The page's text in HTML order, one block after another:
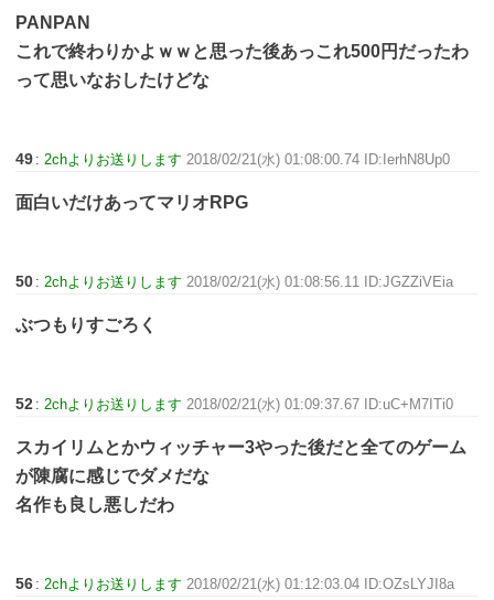
PANPAN
これで終わりかよｗｗと思った後あっこれ500円だったわ
って思いなおしたけどな
49 : 2chよりお送りします 2018/02/21(水) 01:08:00.74 ID:IerhN8Up0
面白いだけあってマリオRPG
50 : 2chよりお送りします 2018/02/21(水) 01:08:56.11 ID:JGZZiVEia
ぶつもりすごろく
52 : 2chよりお送りします 2018/02/21(水) 01:09:37.67 ID:uC+M7ITi0
スカイリムとかウィッチャー3やった後だと全てのゲーム
が陳腐に感じでダメだな
名作も良し悪しだわ
56 : 2chよりお送りします 2018/02/21(水) 01:12:03.04 ID:OZsLYJI8a